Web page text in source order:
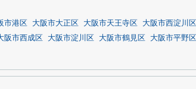
市港区 大阪市大正区 大阪市天王寺区
大阪市西淀川区
阪市西成区 大阪市淀川区 大阪市鶴見区
大阪市平野区